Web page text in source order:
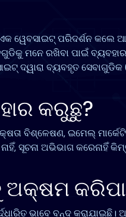
ୱେବସାଇଟ୍ ପରିଦର୍ଶନ
ମନେ ରଖିବା ପାଇଁ
ଦ୍ୱାରା ବ୍ୟବହୃତ ସେବାଗୁଡିକ
କରୁଛୁ?
ବିଶ୍ଳେଷଣ, ଇମେଲ୍
ସୂଚନା ଅଭିଭାଗ କରେନାହିଁ
ଭାବେ ବନ୍ଦ